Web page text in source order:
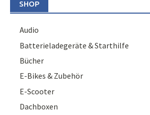
SHOP
Audio
Batterieladegeräte & Starthilfe
Bücher
E-Bikes & Zubehör
E-Scooter
Dachboxen